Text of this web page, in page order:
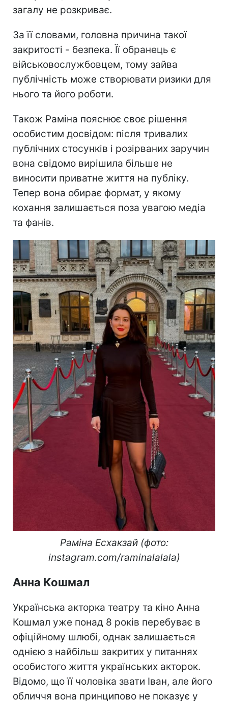
загалу не розкриває.
За її словами, головна причина такої
закритості - безпека. Її обранець є
військовослужбовцем, тому зайва
публічність може створювати ризики для
нього та його роботи.
Також Раміна пояснює своє рішення
особистим досвідом: після тривалих
публічних стосунків і розірваних заручин
вона свідомо вирішила більше не
виносити приватне життя на публіку.
Тепер вона обирає формат, у якому
кохання залишається поза увагою медіа
та фанів.
Раміна Есхакзай (фото:
instagram.com/raminalalala)
Анна Кошмал
Українська акторка театру та кіно Анна
Кошмал уже понад 8 років перебуває в
офіційному шлюбі, однак залишається
однією з найбільш закритих у питаннях
особистого життя українських акторок.
Відомо, що її чоловіка звати Іван, але його
обличчя вона принципово не показує у